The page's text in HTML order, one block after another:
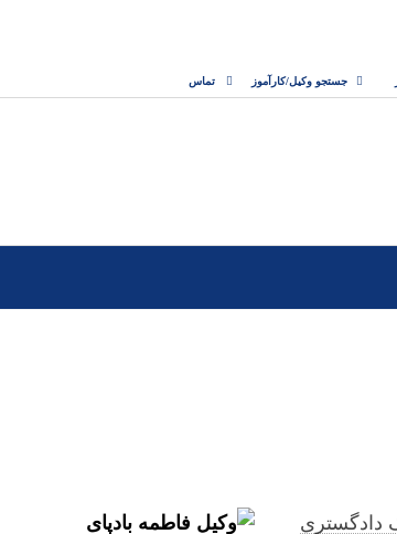
جستجو وکیل/کارآموز تماس
دادگستری